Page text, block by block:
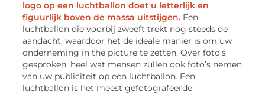
logo op een luchtballon doet u letterlijk en
figuurlijk boven de massa uitstijgen. Een
luchtballon die voorbij zweeft trekt nog steeds de
aandacht, waardoor het de ideale manier is om uw
onderneming in the picture te zetten. Over foto’s
gesproken, heel wat mensen zullen ook foto’s nemen
van uw publiciteit op een luchtballon. Een
luchtballon is het meest gefotografeerde